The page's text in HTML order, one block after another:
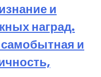
и
наград.
и